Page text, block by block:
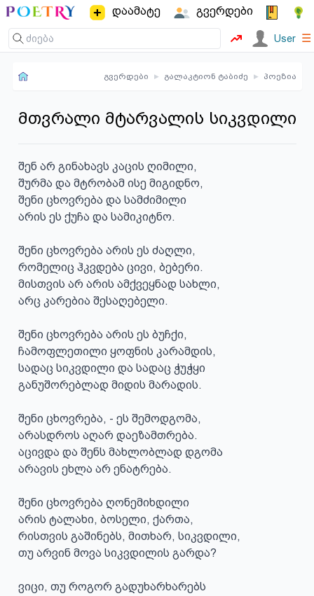
დაამატე გვერდები
User ☰
გვერდები ▸ გალაკტიონ ტაბიძე ▸ პოეზია
მთვრალი მტარვალის სიკვდილი
შენ არ გინახავს კაცის ღიმილი,
შურმა და მტრობამ ისე მიგიდნო,
შენი ცხოვრება და სამძიმილი
არის ეს ქუჩა და სამიკიტნო.
შენი ცხოვრება არის ეს ძაღლი,
რომელიც ჰკვდება ცივი, ბებერი.
მისთვის არ არის ამქვეყნად სახლი,
არც კარებია შესაღებელი.
შენი ცხოვრება არის ეს ბუჩქი,
ჩამოფლეთილი ყოფნის კარამდის,
სადაც სიკვდილი და სადაც ჭუჭყი
განუშორებლად მიდის მარადის.
შენი ცხოვრება, - ეს შემოდგომა,
არასდროს აღარ დაეზამთრება.
აცივდა და შენს მახლობლად დგომა
არავის ეხლა არ ენატრება.
შენი ცხოვრება ღონემიხდილი
არის ტალახი, ბოსელი, ქართა,
რისთვის გაშინებს, მითხარ, სიკვდილი,
თუ არვინ მოვა სიკვდილის გარდა?
ვიცი, თუ როგორ გადუხარხარებს